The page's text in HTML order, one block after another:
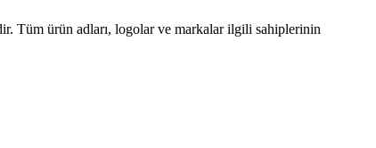
Tüm ürün adları, logolar ve markalar ilgili sahiplerinin